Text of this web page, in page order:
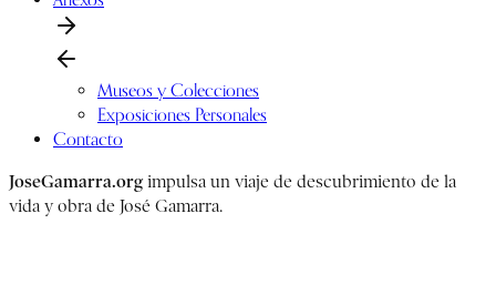
Museos y Colecciones
Exposiciones Personales
Contacto
JoseGamarra.orgimpulsa un viaje de descubrimiento de la
vida y obra de José Gamarra.